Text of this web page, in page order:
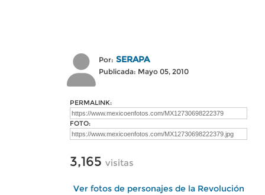
Por: SERAPA
Publicada: Mayo 05, 2010
PERMALINK:
FOTO:
3,165 visitas
Ver fotos de personajes de la Revolución